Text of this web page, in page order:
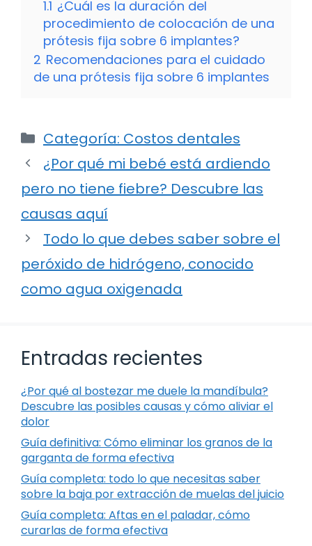
1.1 ¿Cuál es la duración del
procedimiento de colocación de una
prótesis fija sobre 6 implantes?
2 Recomendaciones para el cuidado
de una prótesis fija sobre 6 implantes
Categorías
Categoría: Costos dentales
¿Por qué mi bebé está ardiendo
pero no tiene fiebre? Descubre las
causas aquí
Todo lo que debes saber sobre el
peróxido de hidrógeno, conocido
como agua oxigenada
Entradas recientes
¿Por qué al bostezar me duele la mandíbula?
Descubre las posibles causas y cómo aliviar el
dolor
Guía definitiva: Cómo eliminar los granos de la
garganta de forma efectiva
Guía completa: todo lo que necesitas saber
sobre la baja por extracción de muelas del juicio
Guía completa: Aftas en el paladar, cómo
curarlas de forma efectiva